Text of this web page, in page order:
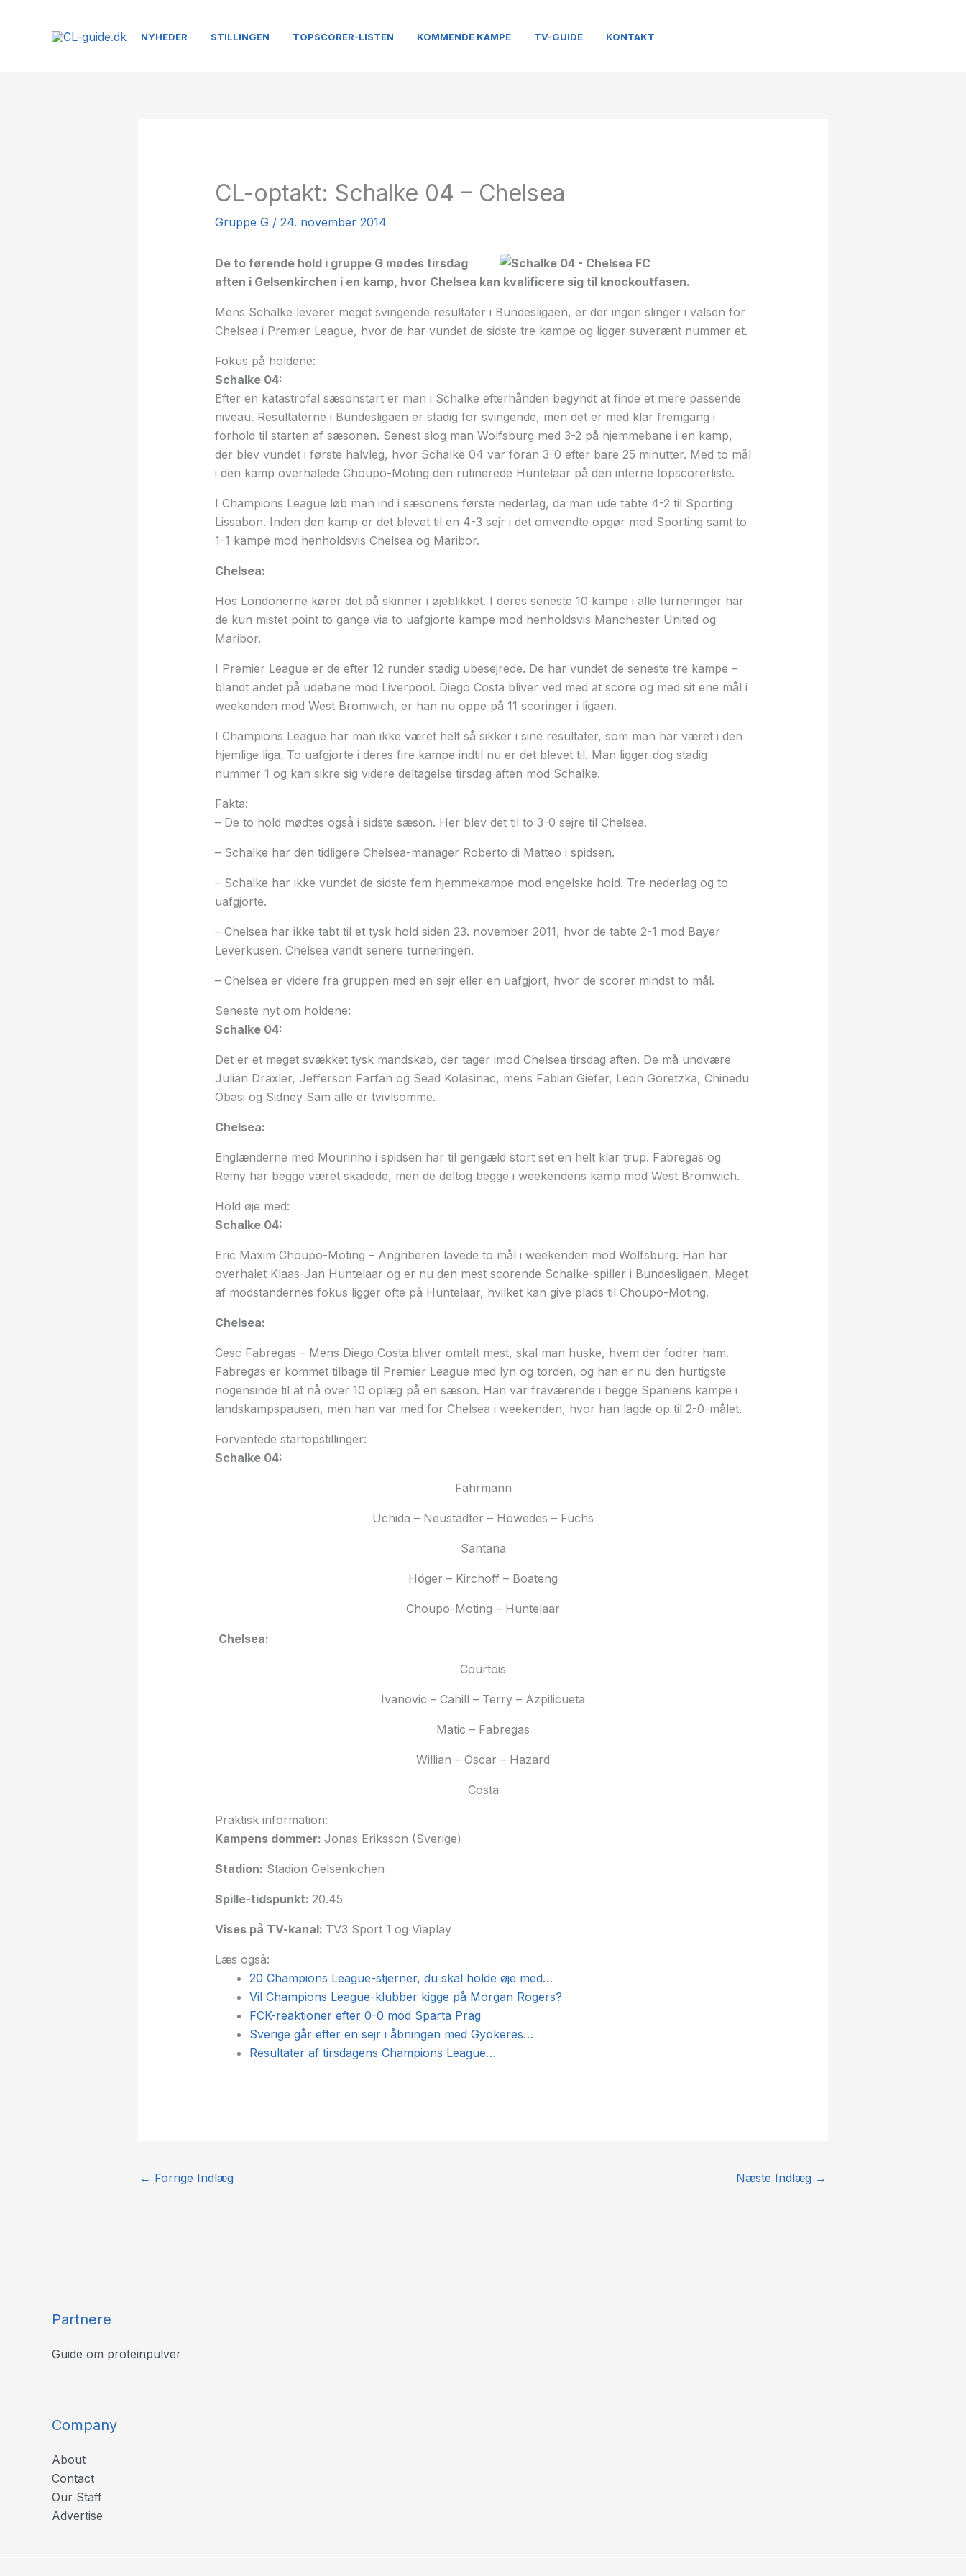
NYHEDER STILLINGEN TOPSCORER-LISTEN KOMMENDE KAMPE TV-GUIDE KONTAKT
CL-optakt: Schalke 04 – Chelsea
Gruppe G/ 24. november 2014
De to førende hold i gruppe G mødes tirsdag
aften i Gelsenkirchen i en kamp, hvor Chelsea kan kvalificere sig til knockoutfasen.
Mens Schalke leverer meget svingende resultater i Bundesligaen, er der ingen slinger i valsen for
Chelsea i Premier League, hvor de har vundet de sidste tre kampe og ligger suverænt nummer et.
Fokus på holdene:
Schalke 04:
Efter en katastrofal sæsonstart er man i Schalke efterhånden begyndt at finde et mere passende
niveau. Resultaterne i Bundesligaen er stadig for svingende, men det er med klar fremgang i
forhold til starten af sæsonen. Senest slog man Wolfsburg med 3-2 på hjemmebane i en kamp,
der blev vundet i første halvleg, hvor Schalke 04 var foran 3-0 efter bare 25 minutter. Med to mål
i den kamp overhalede Choupo-Moting den rutinerede Huntelaar på den interne topscorerliste.
I Champions League løb man ind i sæsonens første nederlag, da man ude tabte 4-2 til Sporting
Lissabon. Inden den kamp er det blevet til en 4-3 sejr i det omvendte opgør mod Sporting samt to
1-1 kampe mod henholdsvis Chelsea og Maribor.
Chelsea:
Hos Londonerne kører det på skinner i øjeblikket. I deres seneste 10 kampe i alle turneringer har
de kun mistet point to gange via to uafgjorte kampe mod henholdsvis Manchester United og
Maribor.
I Premier League er de efter 12 runder stadig ubesejrede. De har vundet de seneste tre kampe –
blandt andet på udebane mod Liverpool. Diego Costa bliver ved med at score og med sit ene mål i
weekenden mod West Bromwich, er han nu oppe på 11 scoringer i ligaen.
I Champions League har man ikke været helt så sikker i sine resultater, som man har været i den
hjemlige liga. To uafgjorte i deres fire kampe indtil nu er det blevet til. Man ligger dog stadig
nummer 1 og kan sikre sig videre deltagelse tirsdag aften mod Schalke.
Fakta:
– De to hold mødtes også i sidste sæson. Her blev det til to 3-0 sejre til Chelsea.
– Schalke har den tidligere Chelsea-manager Roberto di Matteo i spidsen.
– Schalke har ikke vundet de sidste fem hjemmekampe mod engelske hold. Tre nederlag og to
uafgjorte.
– Chelsea har ikke tabt til et tysk hold siden 23. november 2011, hvor de tabte 2-1 mod Bayer
Leverkusen. Chelsea vandt senere turneringen.
– Chelsea er videre fra gruppen med en sejr eller en uafgjort, hvor de scorer mindst to mål.
Seneste nyt om holdene:
Schalke 04:
Det er et meget svækket tysk mandskab, der tager imod Chelsea tirsdag aften. De må undvære
Julian Draxler, Jefferson Farfan og Sead Kolasinac, mens Fabian Giefer, Leon Goretzka, Chinedu
Obasi og Sidney Sam alle er tvivlsomme.
Chelsea:
Englænderne med Mourinho i spidsen har til gengæld stort set en helt klar trup. Fabregas og
Remy har begge været skadede, men de deltog begge i weekendens kamp mod West Bromwich.
Hold øje med:
Schalke 04:
Eric Maxim Choupo-Moting – Angriberen lavede to mål i weekenden mod Wolfsburg. Han har
overhalet Klaas-Jan Huntelaar og er nu den mest scorende Schalke-spiller i Bundesligaen. Meget
af modstandernes fokus ligger ofte på Huntelaar, hvilket kan give plads til Choupo-Moting.
Chelsea:
Cesc Fabregas – Mens Diego Costa bliver omtalt mest, skal man huske, hvem der fodrer ham.
Fabregas er kommet tilbage til Premier League med lyn og torden, og han er nu den hurtigste
nogensinde til at nå over 10 oplæg på en sæson. Han var fraværende i begge Spaniens kampe i
landskampspausen, men han var med for Chelsea i weekenden, hvor han lagde op til 2-0-målet.
Forventede startopstillinger:
Schalke 04:
Fahrmann
Uchida – Neustädter – Höwedes – Fuchs
Santana
Höger – Kirchoff – Boateng
Choupo-Moting – Huntelaar
Chelsea:
Courtois
Ivanovic – Cahill – Terry – Azpilicueta
Matic – Fabregas
Willian – Oscar – Hazard
Costa
Praktisk information:
Kampens dommer: Jonas Eriksson (Sverige)
Stadion: Stadion Gelsenkichen
Spille-tidspunkt: 20.45
Vises på TV-kanal: TV3 Sport 1 og Viaplay
Læs også:
20 Champions League-stjerner, du skal holde øje med…
Vil Champions League-klubber kigge på Morgan Rogers?
FCK-reaktioner efter 0-0 mod Sparta Prag
Sverige går efter en sejr i åbningen med Gyökeres…
Resultater af tirsdagens Champions League…
← Forrige Indlæg Næste Indlæg →
Partnere
Guide om proteinpulver
Company
About
Contact
Our Staff
Advertise